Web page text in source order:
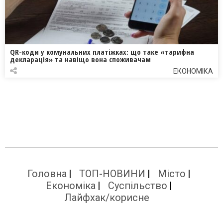
QR-коди у комунальних платіжках: що таке «тарифна
декларація» та навіщо вона споживачам
ЕКОНОМІКА
Головна ТОП-НОВИНИ
Місто
Економіка
Суспільство
Лайфхак/корисне